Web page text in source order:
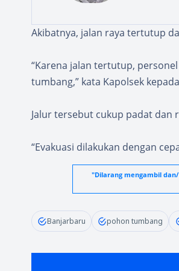
Akibatnya, jalan raya tertutup
“Karena jalan tertutup,
tumbang,” kata Kapolsek
Jalur tersebut cukup padat dan
“Evakuasi dilakukan dengan
"Dilarang mengambil
Banjarbaru pohon tumbang